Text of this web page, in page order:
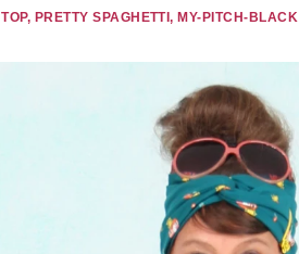
TOP, PRETTY SPAGHETTI, MY-PITCH-BLACK